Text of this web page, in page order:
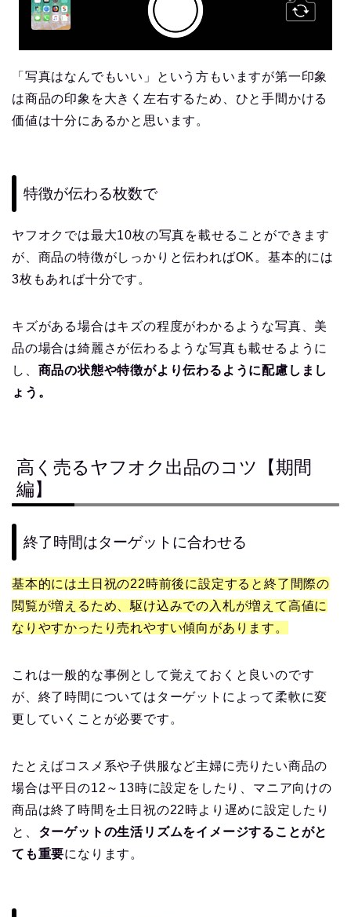
「写真はなんでもいい」という方もいますが第一印象
は商品の印象を大きく左右するため、ひと手間かける
価値は十分にあるかと思います。
特徴が伝わる枚数で
ヤフオクでは最大10枚の写真を載せることができます
が、商品の特徴がしっかりと伝わればOK。基本的には
3枚もあれば十分です。
キズがある場合はキズの程度がわかるような写真、美
品の場合は綺麗さが伝わるような写真も載せるように
し、 商品の状態や特徴がより伝わるように配慮しまし
ょう。
高く売るヤフオク出品のコツ【期間
編】
終了時間はターゲットに合わせる
基本的には土日祝の22時前後に設定すると終了間際の
閲覧が増えるため、駆け込みでの入札が増えて高値に
なりやすかったり売れやすい傾向があります。
これは一般的な事例として覚えておくと良いのです
が、終了時間についてはターゲットによって柔軟に変
更していくことが必要です。
たとえばコスメ系や子供服など主婦に売りたい商品の
場合は平日の12～13時に設定をしたり、マニア向けの
商品は終了時間を土日祝の22時より遅めに設定したり
と、 ターゲットの生活リズムをイメージすることがと
ても重要になります。